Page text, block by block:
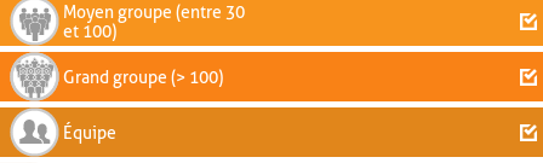
Moyen groupe (entre 30
et 100)
Grand groupe (> 100)
Équipe